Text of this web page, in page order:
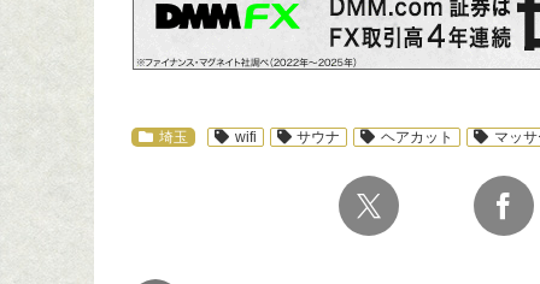
埼玉 wifi サウナ ヘアカット マッ